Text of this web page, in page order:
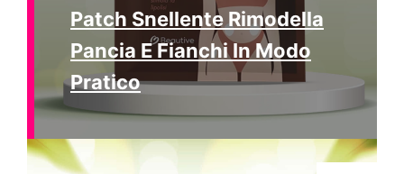
Patch Snellente Rimodella
Pancia E Fianchi In Modo
Pratico